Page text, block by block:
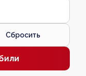
Сбросить